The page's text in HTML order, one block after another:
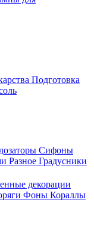
Подготовка
Сифоны
Разное Градусники
декорации
Фоны Кораллы